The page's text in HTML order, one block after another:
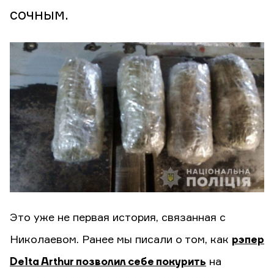
сочным.
Это уже не первая история, связанная с
Николаевом. Ранее мы писали о том, как рэпер
Delta Arthur позволил себе покурить на